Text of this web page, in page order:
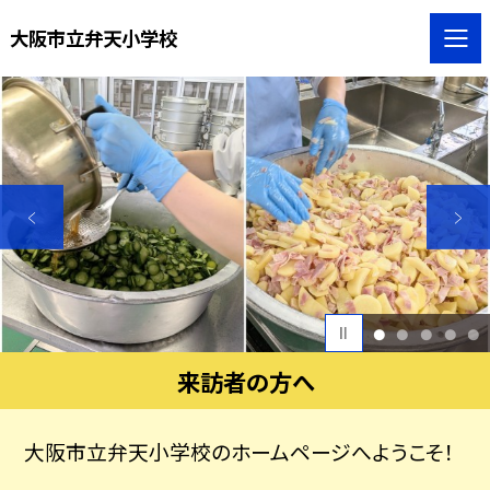
大阪市立弁天小学校
1 2 3 4 5
来訪者の方へ
大阪市立弁天小学校のホームページへようこそ！